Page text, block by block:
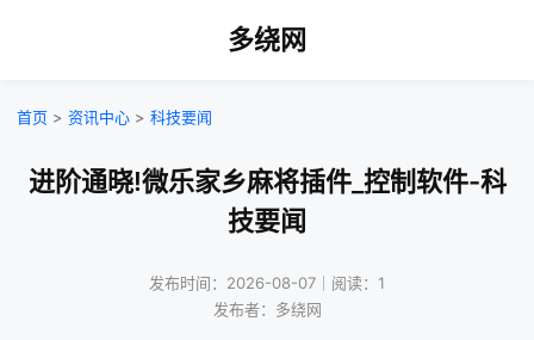
多绕网
首页 > 资讯中心 > 科技要闻
进阶通晓!微乐家乡麻将插件_控制软件-科
技要闻
发布时间：2026-08-07｜阅读：1
发布者：多绕网